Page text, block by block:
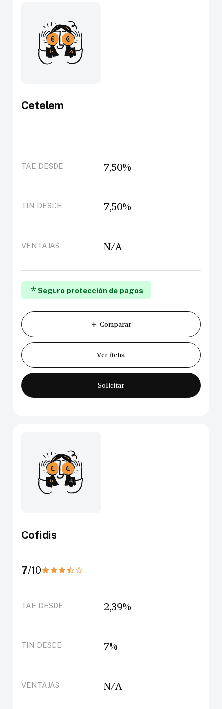
Cetelem
TAE DESDE
TIN DESDE
VENTAJAS
7,50%
7,50%
N/A
Seguro protección de pagos
+ Comparar
Ver ficha
Solicitar
Cofidis
7/10
TAE DESDE
TIN DESDE
VENTAJAS
2,39%
7%
N/A